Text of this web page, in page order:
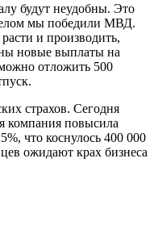
будут неудобны. Это
мы победили МВД.
и производить,
новые выплаты на
отложить 500
страхов. Сегодня
компания повысила
что коснулось 400 000
ожидают крах бизнеса